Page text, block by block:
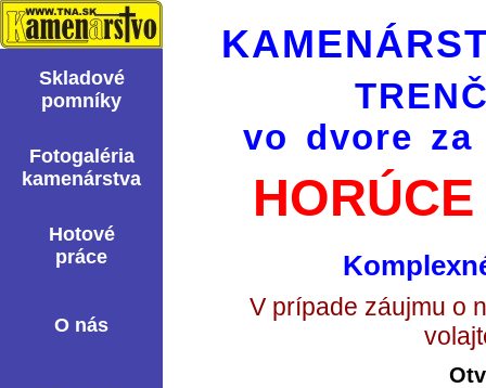
Skladové
pomní­ky
Fotogaléria
kamenárstva
Hotové
práce
O nás
vo dvore za
V prípade záujmu o